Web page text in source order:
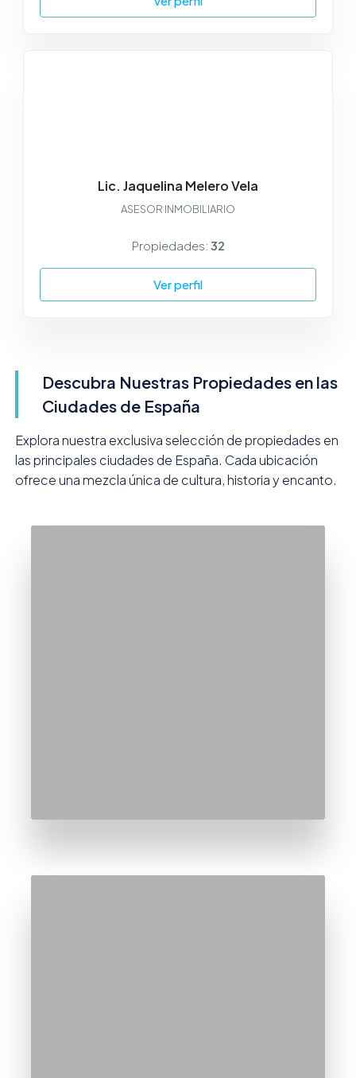
Lic. Jaquelina Melero Vela
ASESOR INMOBILIARIO
Propiedades: 32
Ver perfil
Descubra Nuestras Propiedades en las
Ciudades de España
Explora nuestra exclusiva selección de propiedades en
las principales ciudades de España. Cada ubicación
ofrece una mezcla única de cultura, historia y encanto.